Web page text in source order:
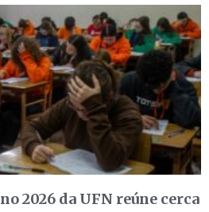
2026 da UFN reúne cerca